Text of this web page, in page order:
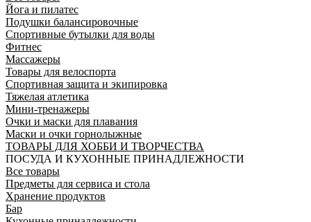
Йога и пилатес
Подушки балансировочные
Спортивные бутылки для воды
Фитнес
Массажеры
Товары для велоспорта
Спортивная защита и экипировка
Тяжелая атлетика
Мини-тренажеры
Очки и маски для плавания
Маски и очки горнолыжные
ТОВАРЫ ДЛЯ ХОББИ И ТВОРЧЕСТВА
ПОСУДА И КУХОННЫЕ ПРИНАДЛЕЖНОСТИ
Все товары
Предметы для сервиса и стола
Хранение продуктов
Бар